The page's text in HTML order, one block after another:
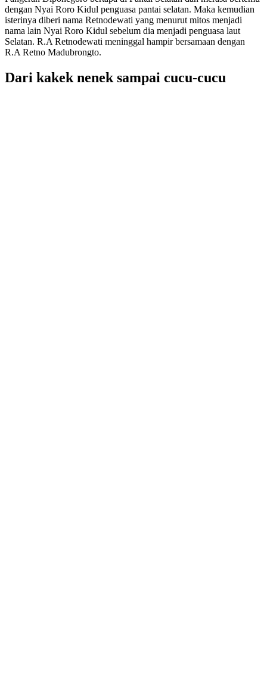
dengan Nyai Roro Kidul penguasa pantai selatan. Maka kemudian
isterinya diberi nama Retnodewati yang menurut mitos menjadi
nama lain Nyai Roro Kidul sebelum dia menjadi penguasa laut
Selatan. R.A Retnodewati meninggal hampir bersamaan dengan
R.A Retno Madubrongto.
Dari kakek nenek sampai cucu-cucu